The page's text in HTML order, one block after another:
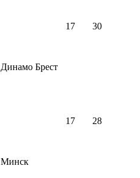
Динамо Брест
17 30
Минск
17 28